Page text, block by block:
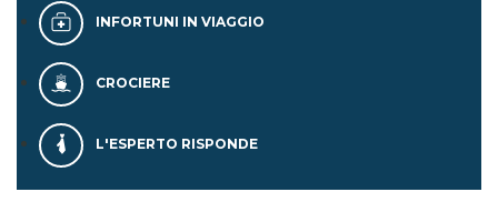
INFORTUNI IN VIAGGIO
CROCIERE
L'ESPERTO RISPONDE